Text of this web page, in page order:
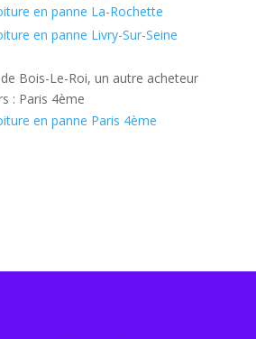
en panne La-Rochette
en panne Livry-Sur-Seine
Bois-Le-Roi, un autre acheteur
: Paris 4ème
en panne Paris 4ème